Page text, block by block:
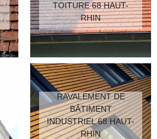
TOITURE 68 HAUT-
RHIN
RAVALEMENT DE
BÂTIMENT
INDUSTRIEL 68 HAUT-
RHIN